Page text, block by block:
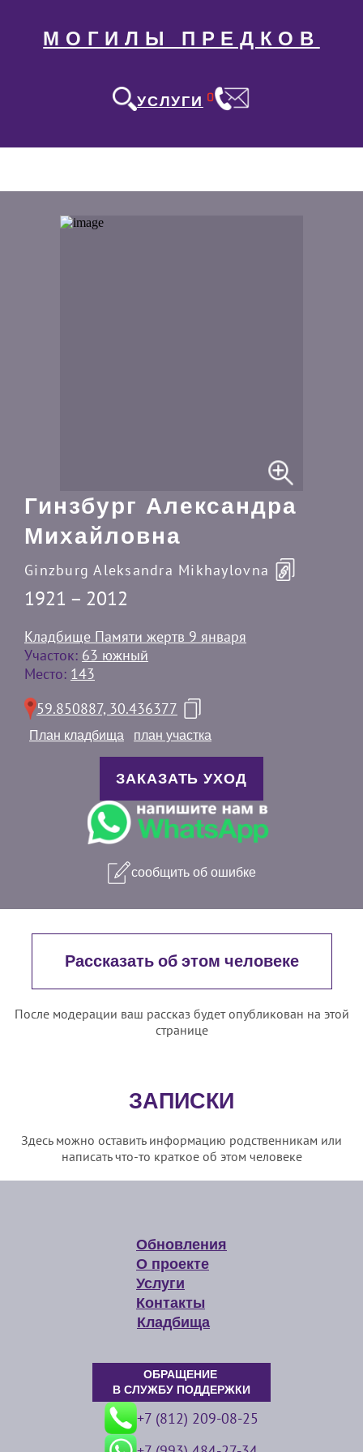
МОГИЛЫ ПРЕДКОВ
УСЛУГИ 0
Гинзбург Александра
Михайловна
Ginzburg Aleksandra Mikhaylovna
1921 – 2012
Кладбище Памяти жертв 9 января
Участок: 63 южный
Место: 143
59.850887, 30.436377
План кладбища план участка
ЗАКАЗАТЬ УХОД
сообщить об ошибке
Рассказать об этом человеке
После модерации ваш рассказ будет опубликован на этой
странице
ЗАПИСКИ
Здесь можно оставить информацию родственникам или
написать что-то краткое об этом человеке
Обновления
О проекте
Услуги
Контакты
Кладбища
ОБРАЩЕНИЕ
В СЛУЖБУ ПОДДЕРЖКИ
+7 (812) 209-08-25